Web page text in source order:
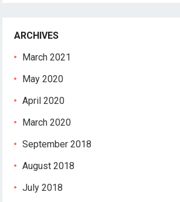
ARCHIVES
March 2021
May 2020
April 2020
March 2020
September 2018
August 2018
July 2018